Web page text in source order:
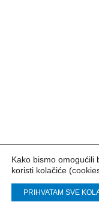
Copyright © 2023
Kako bismo omogućili
koristi kolačiće
PRIHVATAM SVE